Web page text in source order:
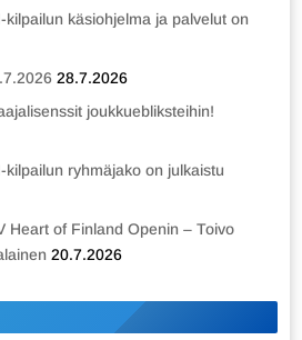
käsiohjelma ja palvelut on
28.7.2026
joukkuebliksteihin!
ryhmäjako on julkaistu
Heart of Finland Openin – Toivo
20.7.2026